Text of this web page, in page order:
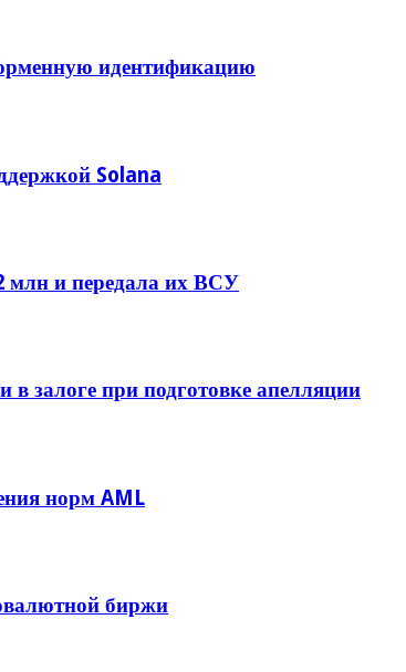
идентификацию
Solana
млн и передала их ВСУ
залоге при подготовке апелляции
норм AML
биржи